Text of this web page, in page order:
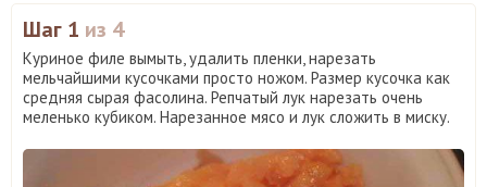
Шаг 1 из 4
Куриное филе вымыть, удалить пленки, нарезать
мельчайшими кусочками просто ножом. Размер кусочка как
средняя сырая фасолина. Репчатый лук нарезать очень
меленько кубиком. Нарезанное мясо и лук сложить в миску.